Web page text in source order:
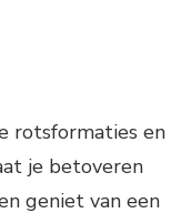
rotsformaties en
je betoveren
geniet van een